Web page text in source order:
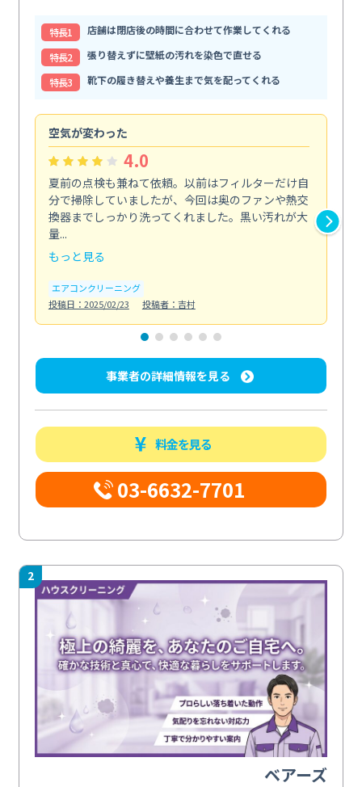
特⻑1
店舗は閉店後の時間に合わせて作業してくれる
特⻑2
張り替えずに壁紙の汚れを染色で直せる
特⻑3
靴下の履き替えや養生まで気を配ってくれる
空気が変わった
4.0
夏前の点検も兼ねて依頼。以前はフィルターだけ自
分で掃除していましたが、今回は奥のファンや熱交
換器までしっかり洗ってくれました。黒い汚れが大
量...
もっと見る
エアコンクリーニング
投稿日：2025/02/23
投稿者：吉村
事業者の詳細情報を見る
料金を見る
03-6632-7701
2
ベアーズ